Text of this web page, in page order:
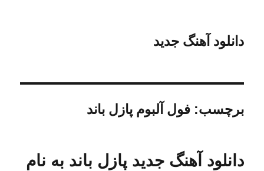
دانلود آهنگ جدید
برچسب:فول آلبوم پازل باند
دانلود آهنگ جدید پازل باند به نام